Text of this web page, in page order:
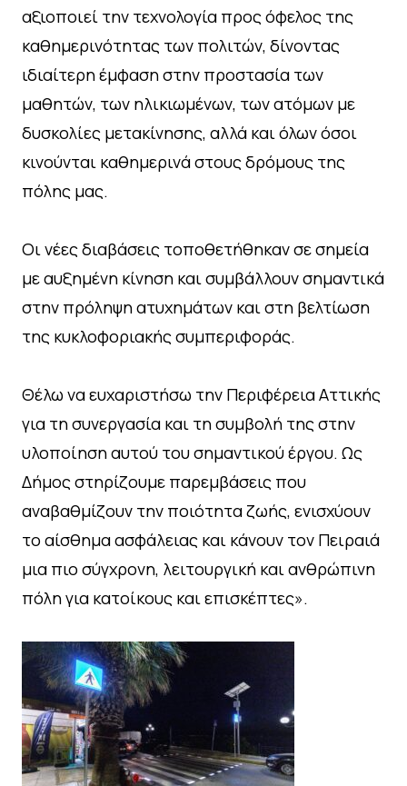
αξιοποιεί την τεχνολογία προς όφελος της
καθημερινότητας των πολιτών, δίνοντας
ιδιαίτερη έμφαση στην προστασία των
μαθητών, των ηλικιωμένων, των ατόμων με
δυσκολίες μετακίνησης, αλλά και όλων όσοι
κινούνται καθημερινά στους δρόμους της
πόλης μας.
Οι νέες διαβάσεις τοποθετήθηκαν σε σημεία
με αυξημένη κίνηση και συμβάλλουν σημαντικά
στην πρόληψη ατυχημάτων και στη βελτίωση
της κυκλοφοριακής συμπεριφοράς.
Θέλω να ευχαριστήσω την Περιφέρεια Αττικής
για τη συνεργασία και τη συμβολή της στην
υλοποίηση αυτού του σημαντικού έργου. Ως
Δήμος στηρίζουμε παρεμβάσεις που
αναβαθμίζουν την ποιότητα ζωής, ενισχύουν
το αίσθημα ασφάλειας και κάνουν τον Πειραιά
μια πιο σύγχρονη, λειτουργική και ανθρώπινη
πόλη για κατοίκους και επισκέπτες».